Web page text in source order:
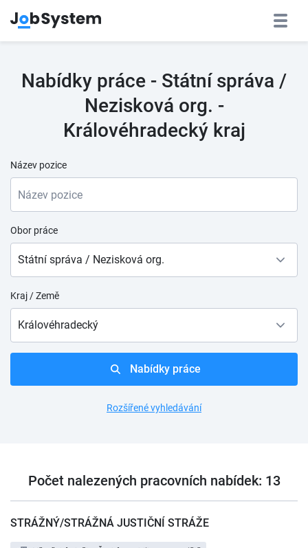
Nabídky práce - Státní správa /
Nezisková org. -
Královéhradecký kraj
Název pozice
Obor práce
Státní správa / Nezisková org.
Kraj / Země
Královéhradecký
Nabídky práce
Rozšířené vyhledávání
Počet nalezených pracovních nabídek: 13
STRÁŽNÝ/STRÁŽNÁ JUSTIČNÍ STRÁŽE